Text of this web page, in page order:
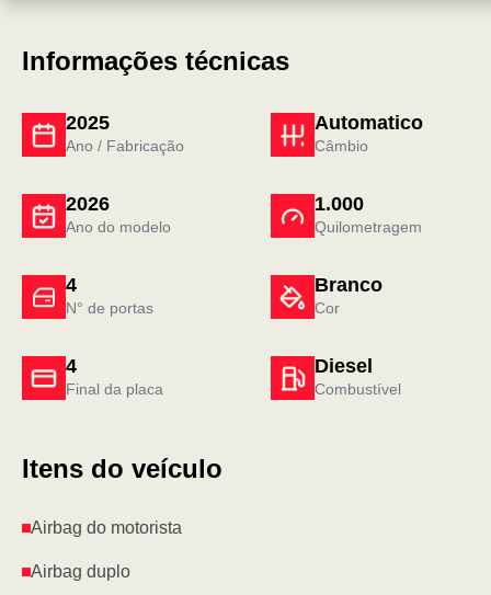
Informações técnicas
2025
Ano / Fabricação
Automatico
Câmbio
4
N° de portas
Branco
Cor
2026
Ano do modelo
1.000
Quilometragem
4
Final da placa
Diesel
Combustível
Itens do veículo
Airbag do motorista
Airbag duplo